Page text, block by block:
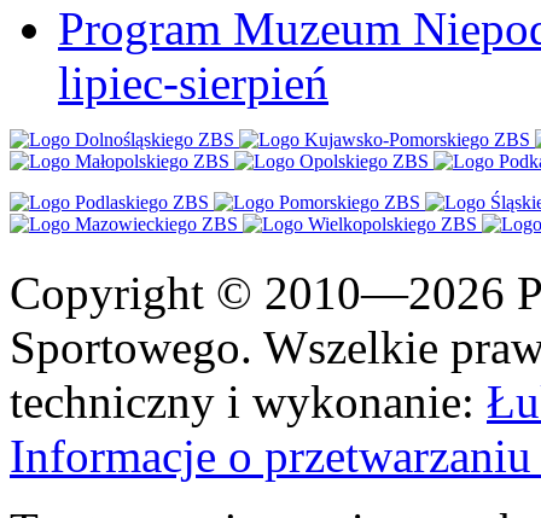
Program Muzeum
lipiec-sierpień
Copyright © 2010—2026
Sportowego. Wszelkie
techniczny i wykonanie:
Informacje o